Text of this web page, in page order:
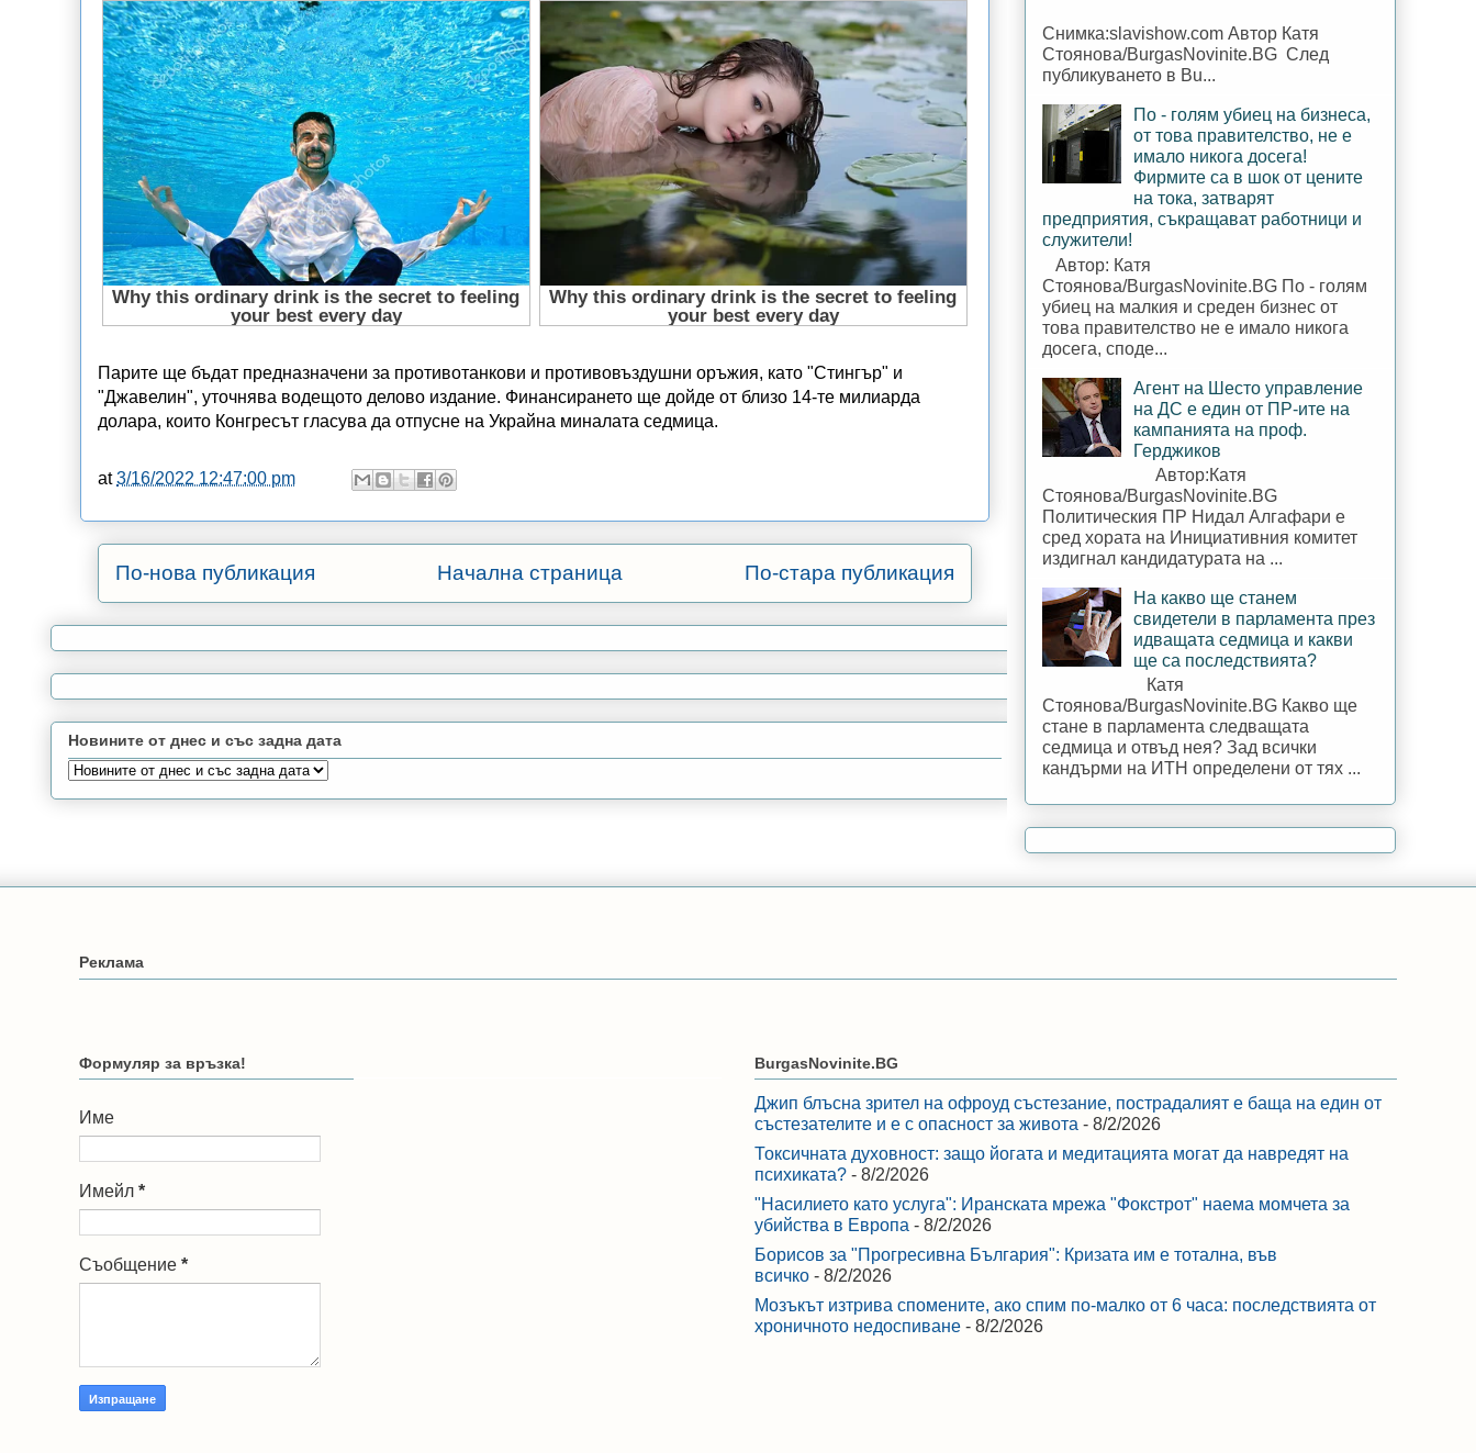
Парите ще бъдат предназначени за противотанкови и противовъздушни оръжия, като "Стингър" и
"Джавелин", уточнява водещото делово издание. Финансирането ще дойде от близо 14-те милиарда
долара, които Конгресът гласува да отпусне на Украйна миналата седмица.
at3/16/2022 12:47:00 pm
По-нова публикация По-стара публикация
Начална страница
Новините от днес и със задна дата
Снимка:slavishow.com Автор Катя
Стоянова/BurgasNovinite.BG След
публикуването в Bu...
По - голям убиец на бизнеса,
от това правителство, не е
имало никога досега!
Фирмите са в шок от цените
на тока, затварят
предприятия, съкращават работници и
служители!
Автор: Катя
Стоянова/BurgasNovinite.BG По - голям
убиец на малкия и среден бизнес от
това правителство не е имало никога
досега, споде...
Агент на Шесто управление
на ДС е един от ПР-ите на
кампанията на проф.
Герджиков
Автор:Катя
Стоянова/BurgasNovinite.BG
Политическия ПР Нидал Алгафари е
сред хората на Инициативния комитет
издигнал кандидатурата на ...
На какво ще станем
свидетели в парламента през
идващата седмица и какви
ще са последствията?
Катя
Стоянова/BurgasNovinite.BG Какво ще
стане в парламента следващата
седмица и отвъд нея? Зад всички
кандърми на ИТН определени от тях ...
Реклама
Формуляр за връзка!
Име
Имейл *
Съобщение *
BurgasNovinite.BG
Джип блъсна зрител на офроуд състезание, пострадалият е баща на един от
състезателите и е с опасност за живота - 8/2/2026
Токсичната духовност: защо йогата и медитацията могат да навредят на
психиката? - 8/2/2026
"Насилието като услуга": Иранската мрежа "Фокстрот" наема момчета за
убийства в Европа - 8/2/2026
Борисов за "Прогресивна България": Кризата им е тотална, във
всичко - 8/2/2026
Мозъкът изтрива спомените, ако спим по-малко от 6 часа: последствията от
хроничното недоспиване - 8/2/2026